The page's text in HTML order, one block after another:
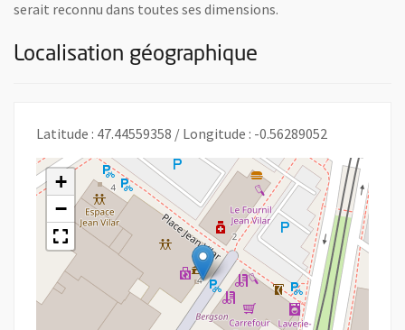
serait reconnu dans toutes ses dimensions.
Localisation géographique
Latitude : 47.44559358 / Longitude : -0.56289052
+
−